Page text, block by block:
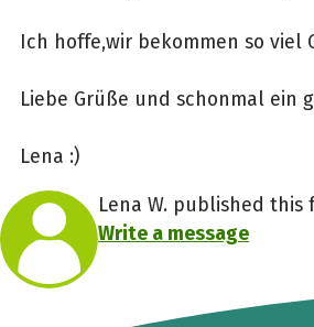
Ich hoffe,wir bekommen so viel
Liebe Grüße und schonmal ein
Lena :)
Lena W. published this
Write a message